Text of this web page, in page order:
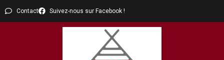
Contact Suivez-nous sur Facebook !